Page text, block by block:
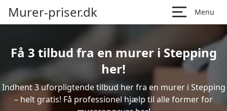
Murer-priser.dk Menu
Få 3 tilbud fra en murer i Stepping
her!
Indhent 3 uforpligtende tilbud her fra en murer i Stepping
– helt gratis! Få professionel hjælp til alle former for